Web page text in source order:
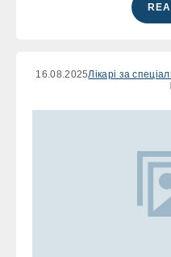
16.08.2025Лікарі за